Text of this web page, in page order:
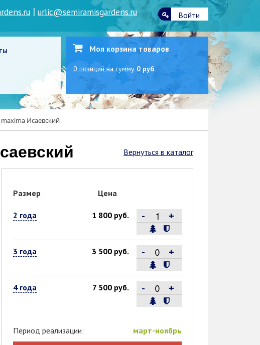
|urlic@semiramisgardens.ru Войти
Моя корзина товаров
0 позиций на сумму 0 руб.
Исаевский
Вернуться в каталог
Размер Цена
2 года 1 800 руб. - +
3 года 3 500 руб. - +
4 года 7 500 руб. - +
Период реализации: март-ноябрь